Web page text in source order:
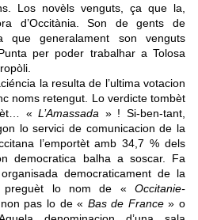
Los novèls venguts, ça que la,
d’Occitània. Son de gents de
que generalament son venguts
per poder trabalhar a Tolosa
la resulta de l’ultima votacion
noms retengut. Lo verdicte tombèt
«L’Amassada » ! Si-ben-tant,
lo servici de comunicacion de la
l’emportèt amb 34,7 % dels
democratica balha a soscar. Fa
democraticament de la
preguèt lo nom de « Occitanie-
pas lo de « Bas de France» o